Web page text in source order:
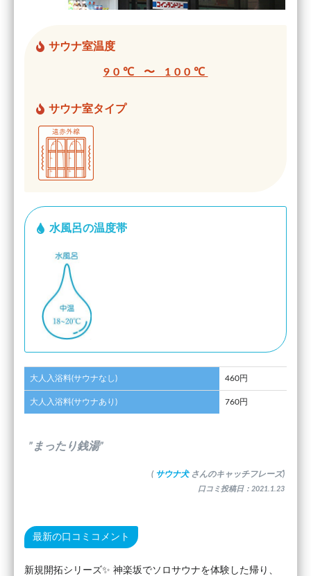
サウナ室温度
90℃ 〜 100℃
サウナ室タイプ
水風呂の温度帯
大人入浴料(サウナなし) 460円
大人入浴料(サウナあり) 760円
”まったり銭湯”
( サウナ犬 さんのキャッチフレーズ)
口コミ投稿日：2021.1.23
最新の口コミコメント
新規開拓シリーズ✨ 神楽坂でソロサウナを体験した帰り、